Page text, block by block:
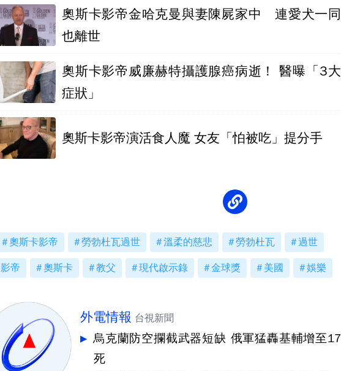
奧斯卡影帝金哈克曼與妻陳屍家中 連愛犬一同
也離世
奧斯卡影帝威廉赫特攝護腺癌病逝！ 醫曝「3大
症狀」
奧斯卡影帝演活食人魔 女友「怕被吃」提分手
奧斯卡影帝 勞勃杜瓦過世 溫柔的慈悲 勞勃杜瓦 過世
影帝 奧斯卡 教父 現代啟示錄 金球獎 美國 娛樂
外電情報 台視新聞
烏克蘭防空攔截武器短缺 俄軍猛轟基輔增至17
死